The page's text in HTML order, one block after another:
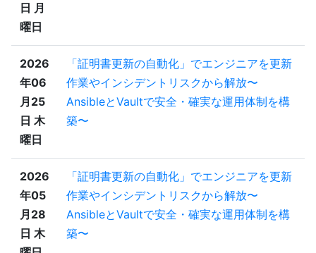
日 月
曜日
2026
年06
月25
日 木
曜日
「証明書更新の自動化」でエンジニアを更新
作業やインシデントリスクから解放〜
AnsibleとVaultで安全・確実な運用体制を構
築〜
2026
年05
月28
日 木
「証明書更新の自動化」でエンジニアを更新
作業やインシデントリスクから解放〜
AnsibleとVaultで安全・確実な運用体制を構
築〜